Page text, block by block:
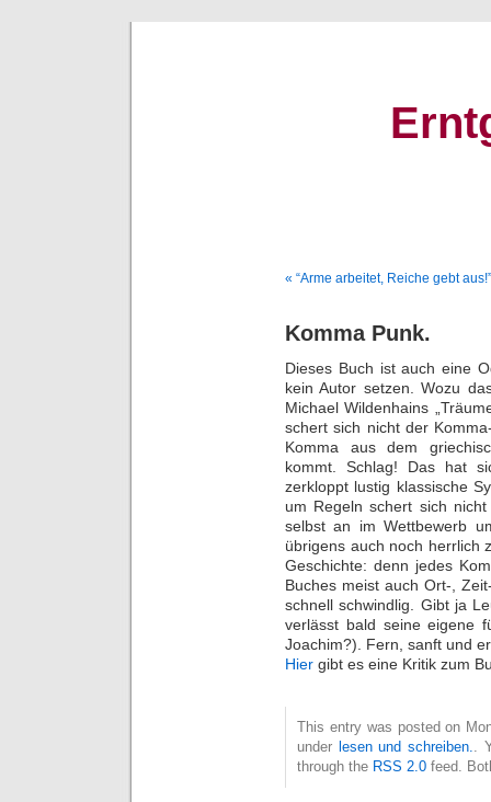
« “Arme arbeitet, Reiche gebt aus!”
Komma Punk.
Dieses Buch ist auch eine
kein Autor setzen. Wozu
Michael Wildenhains
schert sich nicht der
Komma aus dem
kommt. Schlag! Das hat
zerkloppt lustig klassische
um Regeln schert sich
selbst an im Wettbewerb
übrigens auch noch herrlich
Geschichte: denn jedes
Buches meist auch Ort-,
schnell schwindlig. Gibt ja
verlässt bald seine eigene
Joachim?). Fern, sanft und
Hier gibt es eine Kritik zum
This entry was posted on
under lesen und schreiben.
.
through the RSS 2.0 feed.